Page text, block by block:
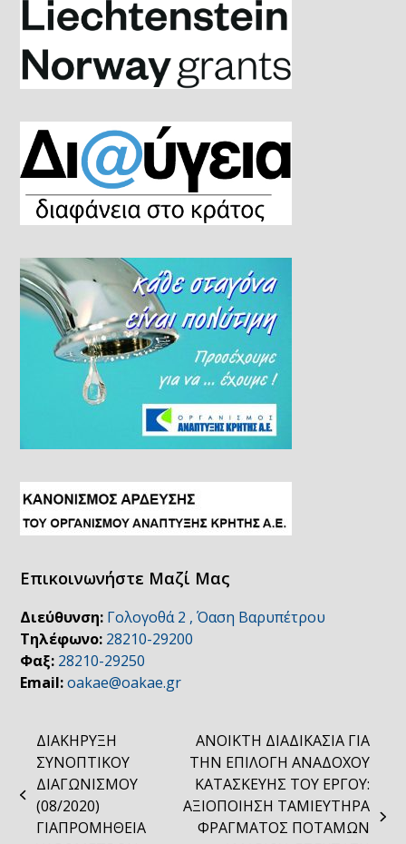
Επικοινωνήστε Μαζί Μας
Διεύθυνση: Γολογοθά 2 , Όαση Βαρυπέτρου
Τηλέφωνο: 28210-29200
Φαξ: 28210-29250
Email: oakae@oakae.gr
previous
post:
ΔΙΑΚΗΡΥΞΗ
ΣΥΝΟΠΤΙΚΟΥ
ΔΙΑΓΩΝΙΣΜΟΥ
(08/2020)
ΓΙΑΠΡΟΜΗΘΕΙΑ
ΑΝΟΙΚΤΗ ΔΙΑΔΙΚΑΣΙΑ ΓΙΑ
ΤΗΝ ΕΠΙΛΟΓΗ ΑΝΑΔΟΧΟΥ
ΚΑΤΑΣΚΕΥΗΣ ΤΟΥ ΕΡΓΟΥ:
ΑΞΙΟΠΟΙΗΣΗ ΤΑΜΙΕΥΤΗΡΑ
ΦΡΑΓΜΑΤΟΣ ΠΟΤΑΜΩΝ